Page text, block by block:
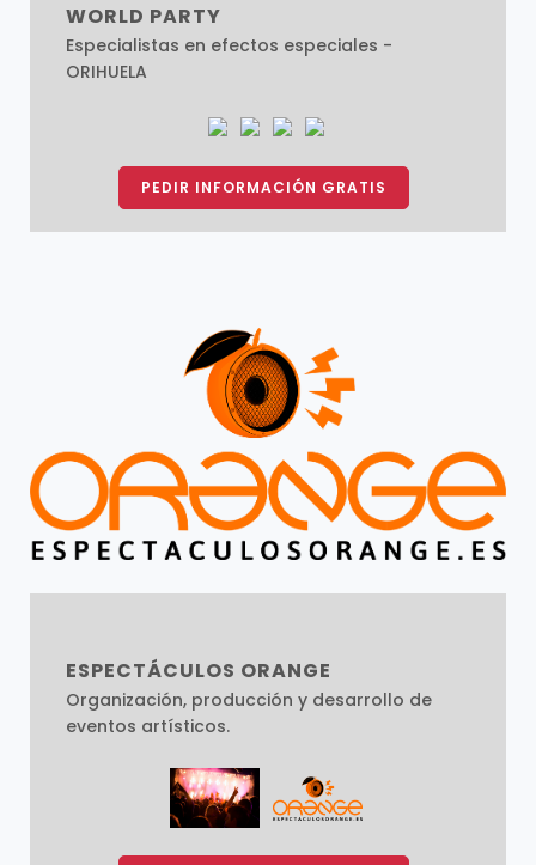
WORLD PARTY
Especialistas en efectos especiales -
ORIHUELA
PEDIR INFORMACIÓN GRATIS
ESPECTÁCULOS ORANGE
Organización, producción y desarrollo de
eventos artísticos.